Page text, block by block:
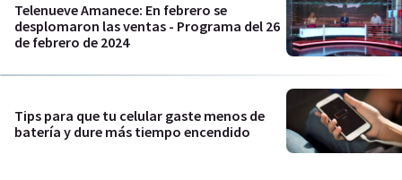
Telenueve Amanece: En febrero se
desplomaron las ventas - Programa del 26
de febrero de 2024
Tips para que tu celular gaste menos de
batería y dure más tiempo encendido